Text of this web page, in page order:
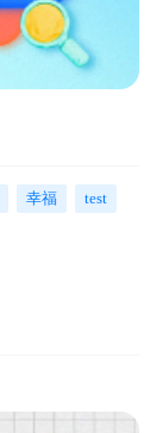
幸福 test